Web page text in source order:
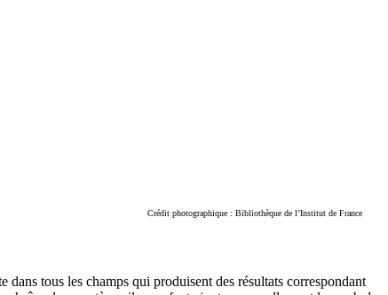
Crédit photographique : Bibliothèque de l’Institut de France